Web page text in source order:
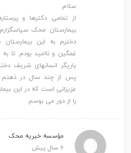
سلام.
از تمامی دکترها و
بیمارستان محک
دخترم به این بیمارستان
غمگین و ناامید بودم. تا
یاریگر انسانهای شریف
پس از چند سال در ذهنم
عزیزانی است که در این
را از دور می بوسم.
مؤسسه خیریه محک
6 سال پیش